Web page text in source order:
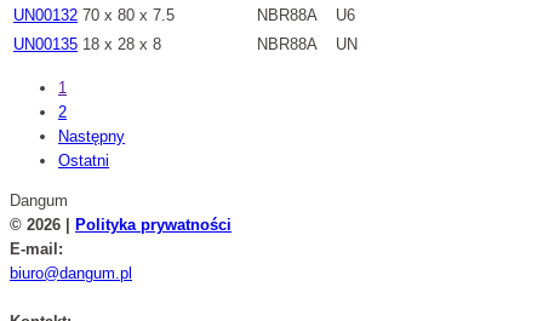
UN00132 70 x 80 x 7.5 NBR88A
U6
UN00135 18 x 28 x 8 NBR88A UN
1
2
Następny
Ostatni
Dangum
© 2026 |
Polityka prywatności
E-mail:
biuro@dangum.pl